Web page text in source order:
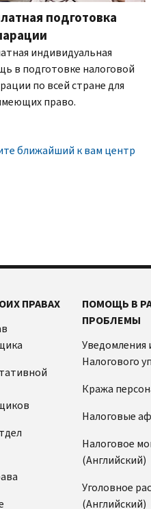
подготовка
индивидуальная
в подготовке налоговой
по всей стране для
право.
ближайший к вам центр
ПРАВАХ
ПОМОЩЬ В
ПРОБЛЕМЫ
Уведомления
Налогового
Кража
Налоговые
Налоговое
(Английский)
Уголовное
(Английский)